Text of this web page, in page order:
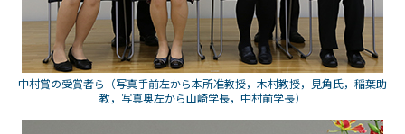
中村賞の受賞者ら（写真手前左から本所准教授，木村教授，見角氏，稲葉助
教，写真奥左から山崎学長，中村前学長）